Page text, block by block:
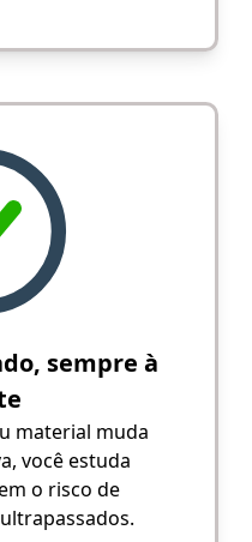
sempre à
material muda
você estuda
o risco de